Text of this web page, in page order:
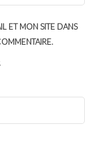
ET MON SITE DANS